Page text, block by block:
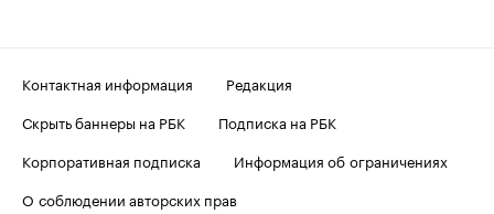
Контактная информация
Редакция
Скрыть баннеры на РБК
Подписка на РБК
Корпоративная подписка
Информация об ограничениях
О соблюдении авторских прав